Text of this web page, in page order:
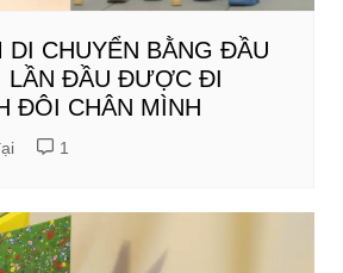
DI CHUYỂN BẰNG ĐẦU
LẦN ĐẦU ĐƯỢC ĐI
ĐÔI CHÂN MÌNH
1